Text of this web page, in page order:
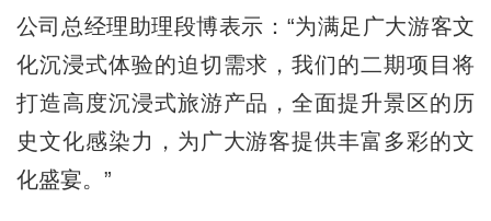
公司总经理助理段博表示：“为满足广大游客文
化沉浸式体验的迫切需求，我们的二期项目将
打造高度沉浸式旅游产品，全面提升景区的历
史文化感染力，为广大游客提供丰富多彩的文
化盛宴。”